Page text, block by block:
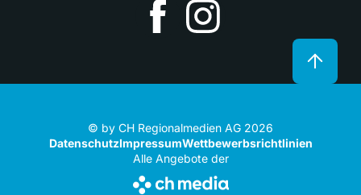
© by CH Regionalmedien AG 2026
DatenschutzImpressumWettbewerbsrichtlinien
Alle Angebote der